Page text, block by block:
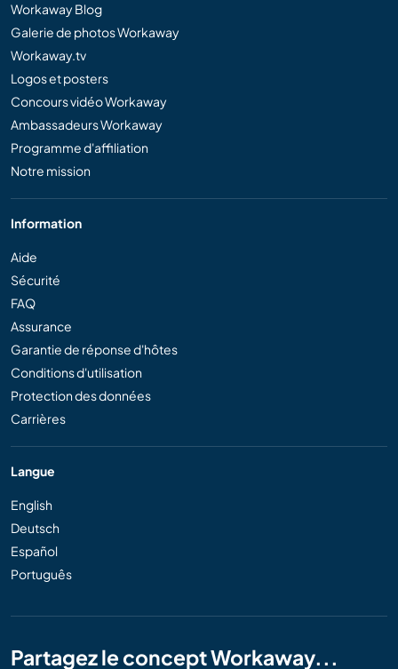
Workaway Blog
Galerie de photos Workaway
Workaway.tv
Logos et posters
Concours vidéo Workaway
Ambassadeurs Workaway
Programme d'affiliation
Notre mission
Information
Aide
Sécurité
FAQ
Assurance
Garantie de réponse d'hôtes
Conditions d'utilisation
Protection des données
Carrières
Langue
English
Deutsch
Español
Português
Partagez le concept Workaway...